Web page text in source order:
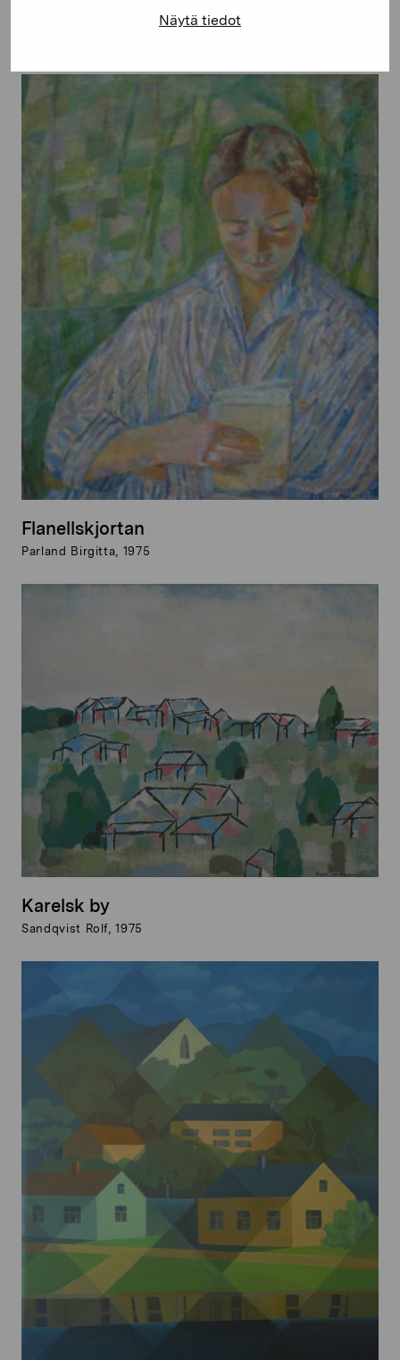
Näytä tiedot
Flanellskjortan
Parland Birgitta, 1975
Karelsk by
Sandqvist Rolf, 1975